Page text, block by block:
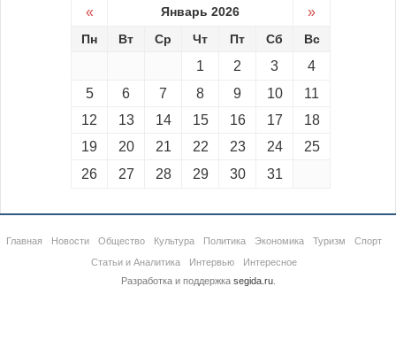
« Январь 2026 »
Пн Вт Ср Чт Пт Сб Вс
1 2 3
4
5
6 7 8 9 10
11
12
13 14 15 16 17
18
19
20 21 22 23 24
25
26
27 28 29 30 31
Главная Новости Общество Культура Политика Экономика Туризм
Спорт
Статьи и Аналитика
Интервью
Интересное
Разработка и поддержка segida.ru.